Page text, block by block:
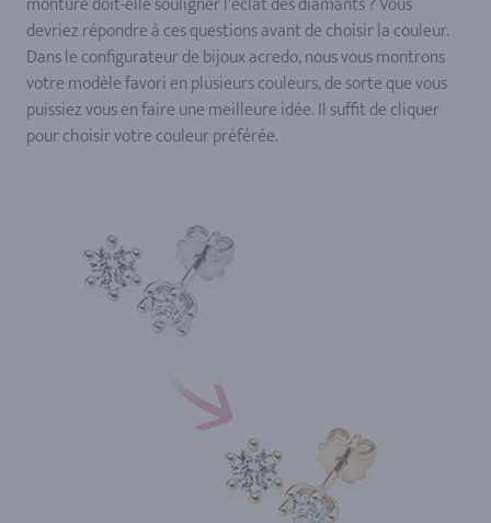
devriez répondre à ces questions avant de choisir la couleur.
Dans le configurateur de bijoux acredo, nous vous montrons
votre modèle favori en plusieurs couleurs, de sorte que vous
puissiez vous en faire une meilleure idée. Il suffit de cliquer
pour choisir votre couleur préférée.